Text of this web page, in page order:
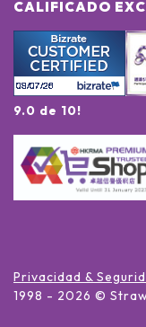
CALIFICADO
9.0 de 10!
Privacidad &
1998 - 2026 ©